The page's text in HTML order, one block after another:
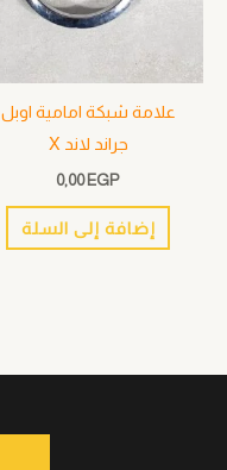
علامة شبكة امامية اوبل
جراند لاند X
0,00EGP
إضافة إلى السلة